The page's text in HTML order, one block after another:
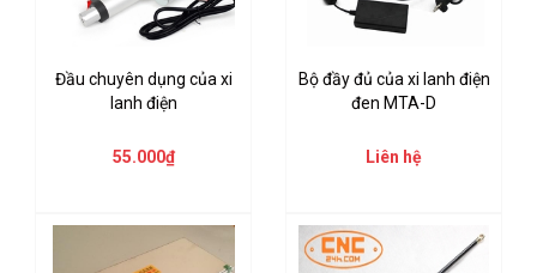
Đầu chuyên dụng của xi
lanh điện
55.000₫
Bộ đầy đủ của xi lanh điện
đen MTA-D
Liên hệ